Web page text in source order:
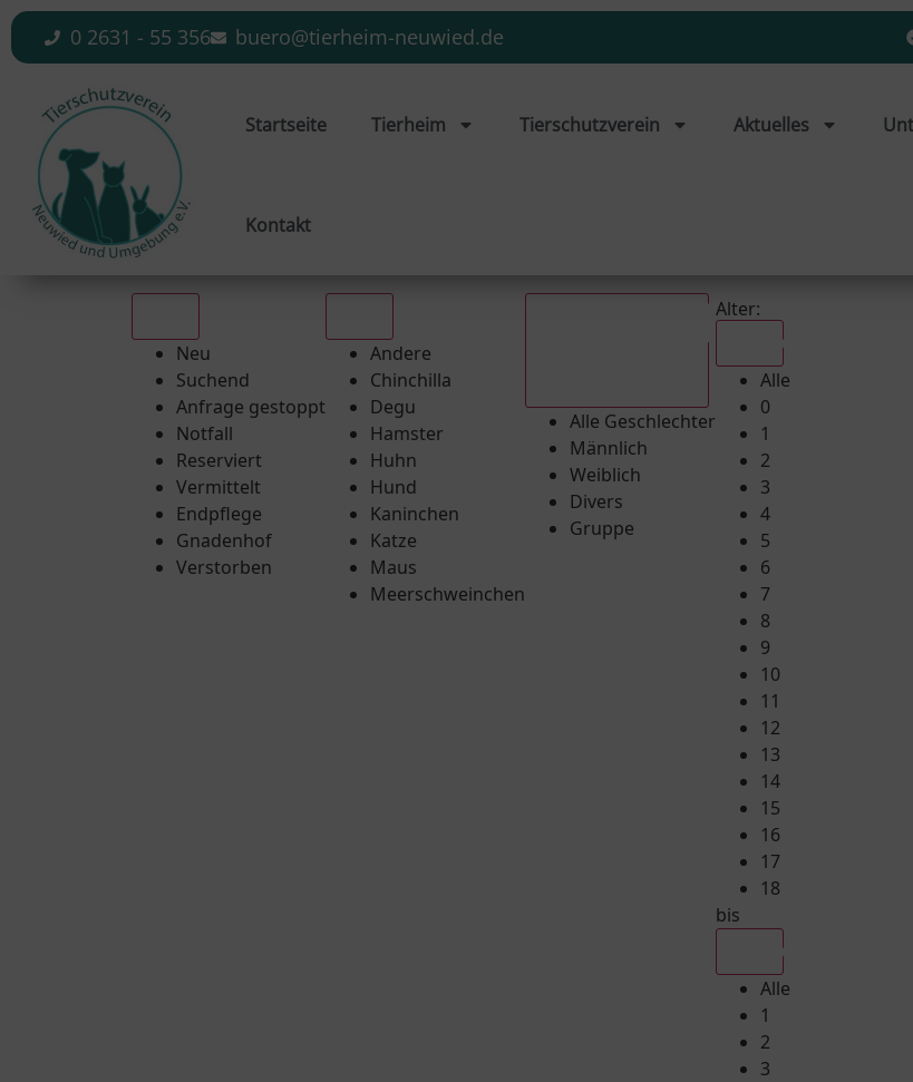
0 2631 - 55 356 buero@tierheim-neuwied.de
Startseite Tierheim Tierschutzverein Aktuelles
Kontakt
Neu
Suchend
Anfrage gestoppt
Notfall
Reserviert
Vermittelt
Endpflege
Gnadenhof
Verstorben
Andere
Chinchilla
Degu
Hamster
Huhn
Hund
Kaninchen
Katze
Maus
Meerschweinchen
Alle Geschlechter
Männlich
Weiblich
Divers
Gruppe
Alter:
Alle
0
1
2
3
4
5
6
7
8
9
10
11
12
13
14
15
16
17
18
bis
Alle
1
2
3